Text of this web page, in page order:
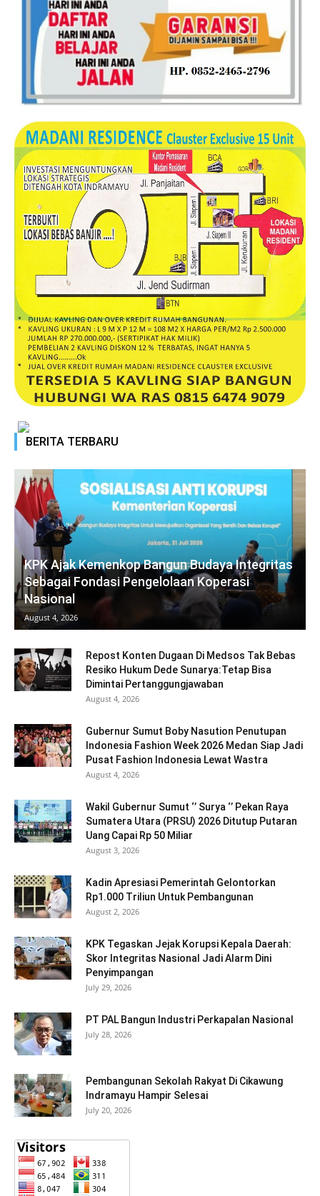
BERITA TERBARU
KPK Ajak Kemenkop Bangun Budaya Integritas
Sebagai Fondasi Pengelolaan Koperasi
Nasional
August 4, 2026
Repost Konten Dugaan Di Medsos Tak Bebas
Resiko Hukum Dede Sunarya:Tetap Bisa
Dimintai Pertanggungjawaban
August 4, 2026
Gubernur Sumut Boby Nasution Penutupan
Indonesia Fashion Week 2026 Medan Siap Jadi
Pusat Fashion Indonesia Lewat Wastra
August 4, 2026
Wakil Gubernur Sumut ‘’ Surya ‘’ Pekan Raya
Sumatera Utara (PRSU) 2026 Ditutup Putaran
Uang Capai Rp 50 Miliar
August 3, 2026
Kadin Apresiasi Pemerintah Gelontorkan
Rp1.000 Triliun Untuk Pembangunan
August 2, 2026
KPK Tegaskan Jejak Korupsi Kepala Daerah:
Skor Integritas Nasional Jadi Alarm Dini
Penyimpangan
July 29, 2026
PT PAL Bangun Industri Perkapalan Nasional
July 28, 2026
Pembangunan Sekolah Rakyat Di Cikawung
Indramayu Hampir Selesai
July 20, 2026